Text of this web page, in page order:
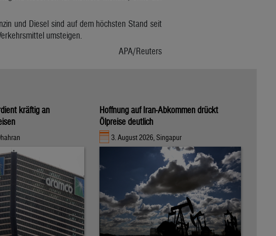
und Diesel sind auf dem höchsten Stand seit
umsteigen.
APA/Reuters
kräftig an
Hoffnung auf Iran-Abkommen drückt
Ölpreise deutlich
3. August 2026, Singapur